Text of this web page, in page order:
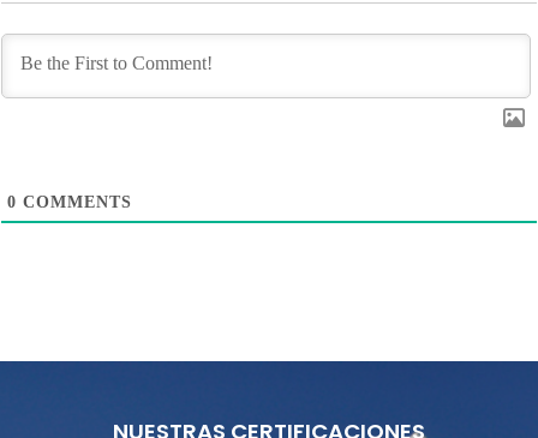
0 COMMENTS
NUESTRAS CERTIFICACIONES